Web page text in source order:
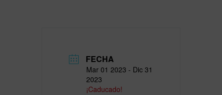
FECHA
Mar 01 2023 - Dic 31
2023
¡Caducado!